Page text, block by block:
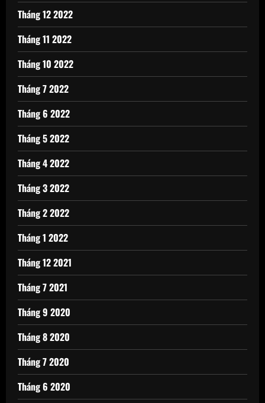
Tháng 12 2022
Tháng 11 2022
Tháng 10 2022
Tháng 7 2022
Tháng 6 2022
Tháng 5 2022
Tháng 4 2022
Tháng 3 2022
Tháng 2 2022
Tháng 1 2022
Tháng 12 2021
Tháng 7 2021
Tháng 9 2020
Tháng 8 2020
Tháng 7 2020
Tháng 6 2020